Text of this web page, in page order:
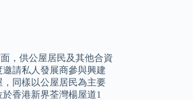
，供公屋居民及其他合資
請私人發展商參與興建
同樣以公屋居民為主要
香港新界荃灣楊屋道1